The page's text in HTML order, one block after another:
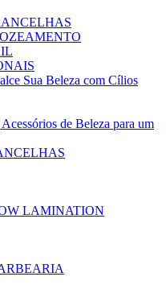
Sua Beleza com Cílios
de Beleza para um
LAMINATION